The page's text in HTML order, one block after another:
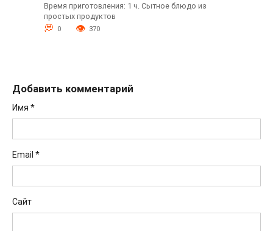
Время приготовления: 1 ч. Сытное блюдо из
простых продуктов
0 370
Добавить комментарий
Имя *
Email *
Сайт